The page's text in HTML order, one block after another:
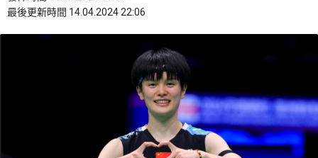
最後更新時間 14.04.2024 22:06